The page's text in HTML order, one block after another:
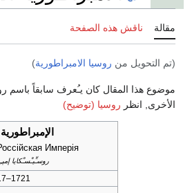
مقالة ناقش هذه الصفحة
(تم التحويل من روسيا الامبراطورية)
موضوع هذا المقال كان يـُعرف سابقاً باسم
الأخرى, انظر روسيا (توضيح)
Имперія
روسـِّيـْسـْكايا
1721–1917